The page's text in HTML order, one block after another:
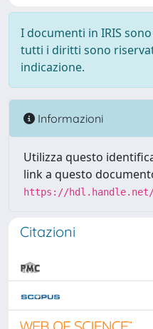
I documenti in IRIS
tutti i diritti sono
indicazione.
Informazioni
Utilizza questo
link a questo
https://hdl.handle.net/
Citazioni